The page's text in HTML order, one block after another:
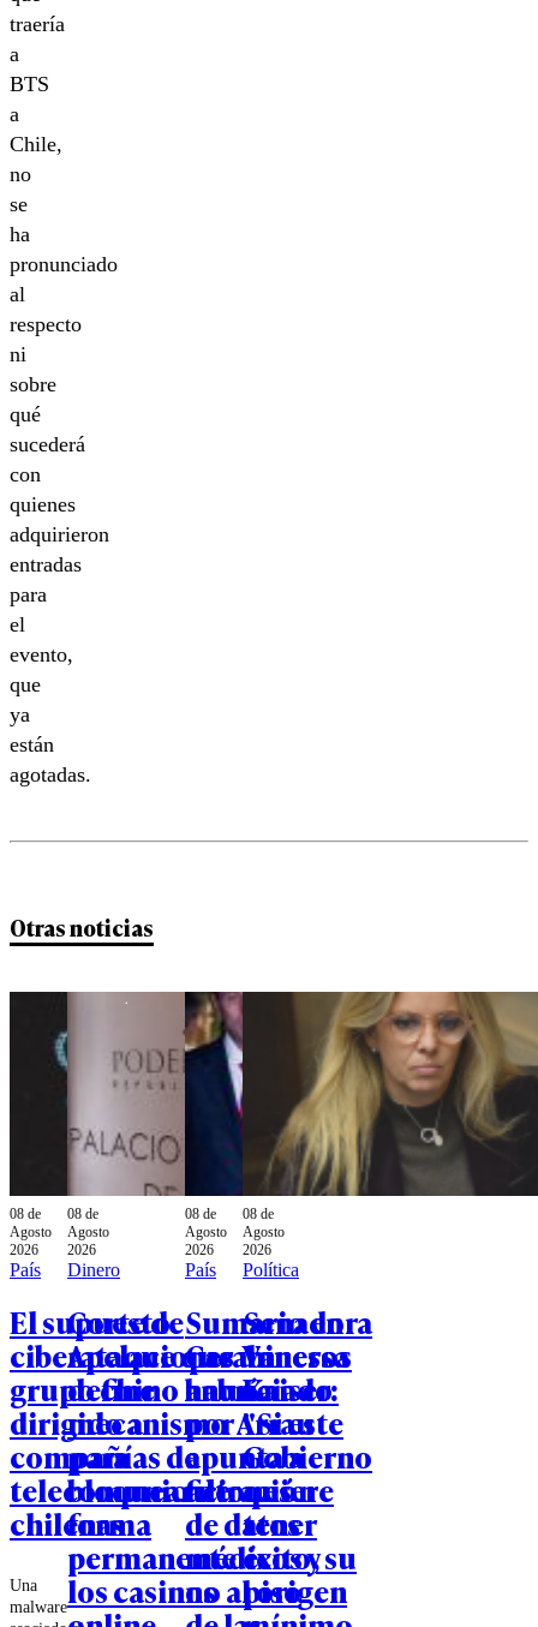
traería
a
BTS
a
Chile,
no
se
ha
pronunciado
al
respecto
ni
sobre
qué
sucederá
con
quienes
adquirieron
entradas
para
el
evento,
que
ya
están
agotadas.
Otras noticias
08 de
Agosto
2026
País
El supuesto
ciberataque que un
grupo chino habría
dirigido a
compañías de
telecomunicaciones
chilenas
Una
malware
08 de
Agosto
2026
Dinero
Corte de
Apelaciones
define
mecanismo
para
bloquear de
forma
permanente
los casinos
08 de
Agosto
2026
País
Sumario en
Carabineros
anunciado
por Arrau
apunta a
filtración
de datos
médicos y
no al origen
08 de
Agosto
2026
Política
Senadora
Vanessa
Kaiser:
"Si este
Gobierno
quiere
tener
éxito, su
piso